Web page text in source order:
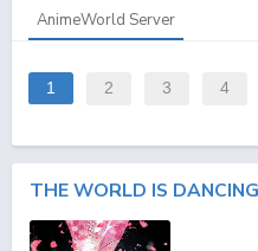
AnimeWorld Server
1 2 3 4
THE WORLD IS DANCING